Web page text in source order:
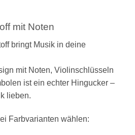
mit Noten
bringt Musik in deine
mit Noten, Violinschlüsseln
ist ein echter Hingucker –
lieben.
Farbvarianten wählen: